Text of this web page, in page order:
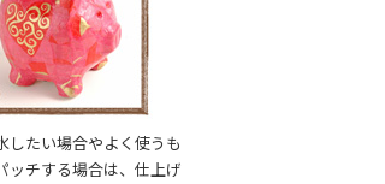
したい場合やよく使うも
ッチする場合は、仕上げ